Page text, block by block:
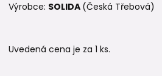
Výrobce: SOLIDA (Česká Třebová)
Uvedená cena je za 1 ks.